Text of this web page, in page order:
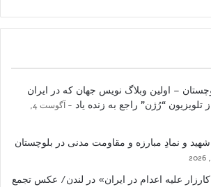
– اولین وبلاگ نویس جهان که در ایران
“رُژن” راجع به زنده یاد
آگوست 4,
شهید و نمادِ مبارزه و مقاومت مدنی در بلوچستان
علیه اعدام در ایران» در لندن/ عکس تجمع